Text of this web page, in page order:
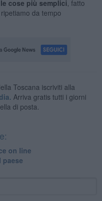
cose più semplici , fatto
da tempo
Toscana iscriviti alla
Arriva gratis tutti i giorni
di posta.
on line